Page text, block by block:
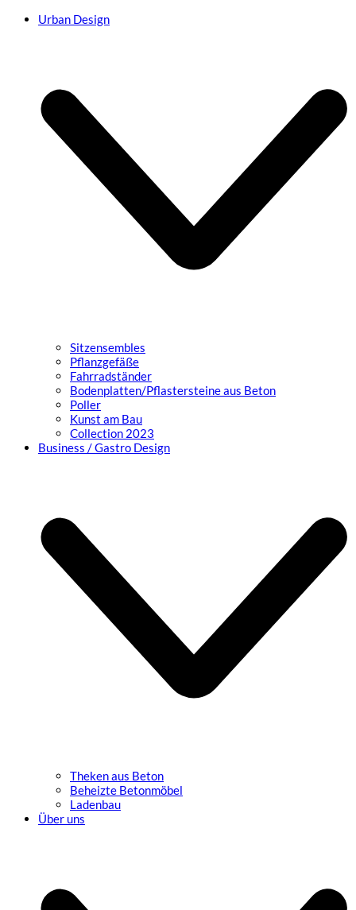
Urban Design
Sitzensembles
Pflanzgefäße
Fahrradständer
Bodenplatten/Pflastersteine aus Beton
Poller
Kunst am Bau
Collection 2023
Business / Gastro Design
Theken aus Beton
Beheizte Betonmöbel
Ladenbau
Über uns